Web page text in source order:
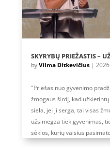
SKYRYBŲ PRIEŽASTIS –
byVilma Ditkevičius|
"Priešas nuo gyvenimo
žmogaus širdį, kad
siela, jei ji serga, tai visas
užsimegza tiek gyvenimas,
sėklos, kurių vaisius